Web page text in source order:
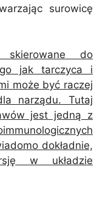
surowicę
do
jak tarczyca i
może być raczej
narządu. Tutaj
jest jedną z
dokładnie,
w układzie